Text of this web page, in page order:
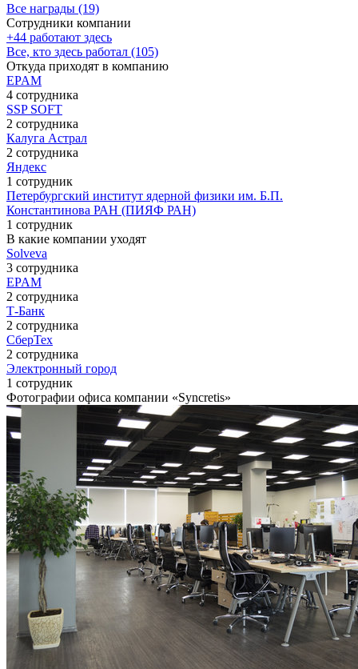
Все награды (19)
Сотрудники компании
+44 работают здесь
Все, кто здесь работал (105)
Откуда приходят в компанию
EPAM
4 сотрудника
SSP SOFT
2 сотрудника
Калуга Астрал
2 сотрудника
Яндекс
1 сотрудник
Петербургский институт ядерной физики им. Б.П.
Константинова РАН (ПИЯФ РАН)
1 сотрудник
В какие компании уходят
Solveva
3 сотрудника
EPAM
2 сотрудника
Т-Банк
2 сотрудника
СберТех
2 сотрудника
Электронный город
1 сотрудник
Фотографии офиса компании «Syncretis»